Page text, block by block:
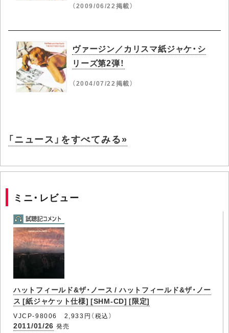
（2009/06/22掲載）
ヴァージン／カリスマ紙ジャケ・シ
リーズ第2弾！
（2004/07/22掲載）
「ニュース」をすべてみる»
ミニ・レビュー
ハットフィールド&ザ・ノース / ハットフィールド&ザ・ノー
ス [紙ジャケット仕様] [SHM-CD] [限定]
VJCP-98006 2,933円（税込）
2011/01/26 発売